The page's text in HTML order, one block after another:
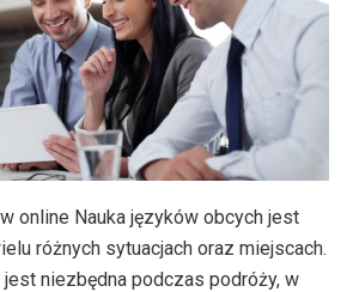
online Nauka języków obcych jest
różnych sytuacjach oraz miejscach.
niezbędna podczas podróży, w